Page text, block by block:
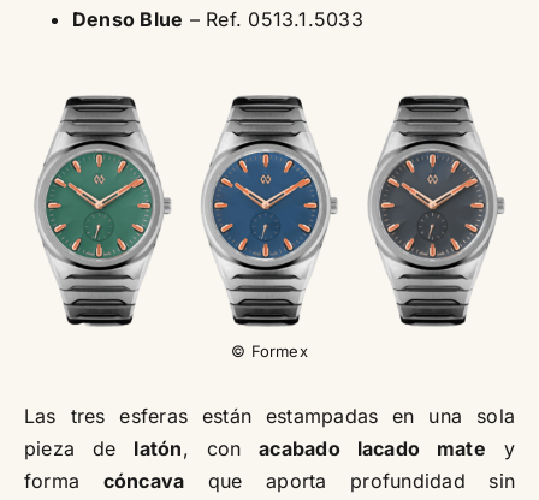
Denso Blue – Ref. 0513.1.5033
© Formex
Las tres esferas están estampadas en una sola
pieza de latón, conacabado lacado mate y
forma cóncava que aporta profundidad sin